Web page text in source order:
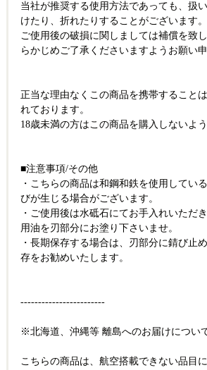
当社が推奨する使用方法であっても、扱
けたり、折れたりすることがございます。
ご使用後の破損に関しましては補償を致
らかじめご了承くださいますようお願い申
正当な理由なくこの商品を携帯すること
れております。
18歳未満の方はこの商品を購入しないよ
■注意事項/その他
・こちらの商品は和鋼和鉄を使用してい
びが生じる場合がございます。
・ご使用後は水砥石にてお手入れいただ
用油を刃部分にお塗り下さいませ。
・長期保存する場合は、刃部分に錆び止
存をお勧めいたします。
------------------------
※北海道、沖縄等 離島へのお届けについ
こちらの商品は、航空搭載できない品目に